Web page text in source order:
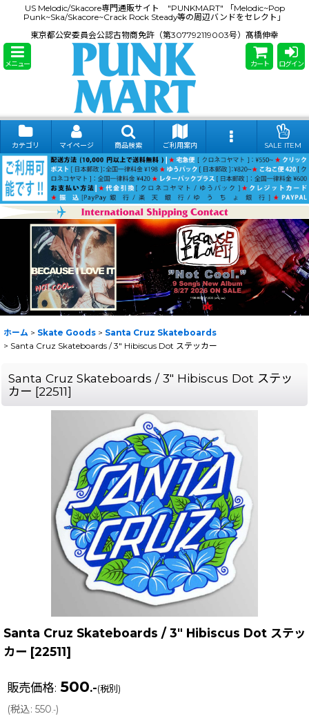
US Melodic/Skacore専門通販サイト "PUNKMART" 「Melodic~Pop
Punk~Ska/Skacore~Crack Rock Steady等の周辺バンドをセレクト」
東京都公安委員会公認古物商免許（第307792119003号）髙橋伸幸
メニュー カート ログイン
カテゴリ マイページ 商品検索 ご利用案内 SALE ITEM
ホーム > Skate Goods > Santa Cruz Skateboards
> Santa Cruz Skateboards / 3" Hibiscus Dot ステッカー
Santa Cruz Skateboards / 3" Hibiscus Dot ステッ
カー [22511]
Santa Cruz Skateboards / 3" Hibiscus Dot ステッ
カー [22511]
販売価格: 500.-(税別)
(税込: 550.-)